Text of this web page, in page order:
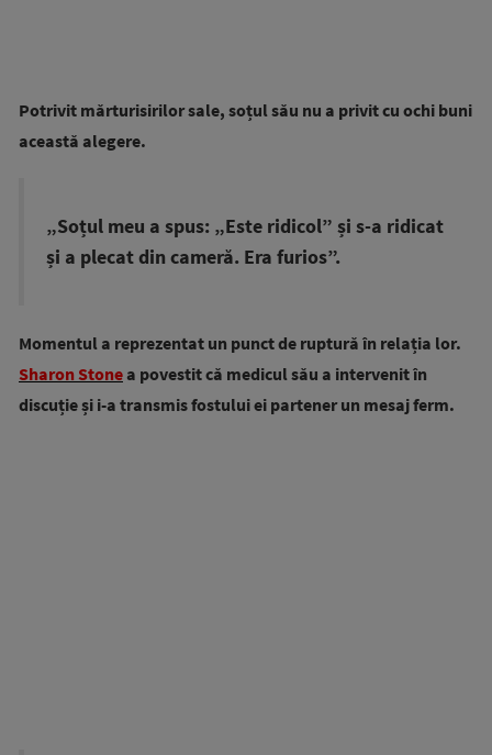
Potrivit mărturisirilor sale, soțul său nu a privit cu ochi buni
această alegere.
„Soțul meu a spus: „Este ridicol” și s-a ridicat
și a plecat din cameră. Era furios”.
Momentul a reprezentat un punct de ruptură în relația lor.
Sharon Stone a povestit că medicul său a intervenit în
discuție și i-a transmis fostului ei partener un mesaj ferm.